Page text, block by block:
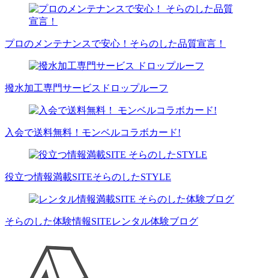
プロのメンテナンスで安心！ そらのした品質宣言！
撥水加工専門サービス ドロップルーフ
入会で送料無料！ モンベルコラボカード!
役立つ情報満載SITEそらのしたSTYLE
そらのした体験情報SITEレンタル体験ブログ